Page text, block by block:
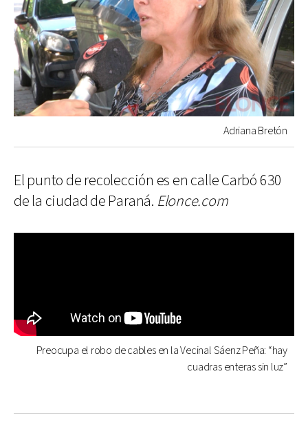
Adriana Bretón
El punto de recolección es en calle Carbó 630
de la ciudad de Paraná. Elonce.com
Preocupa el robo de cables en la Vecinal Sáenz Peña: “hay
cuadras enteras sin luz”